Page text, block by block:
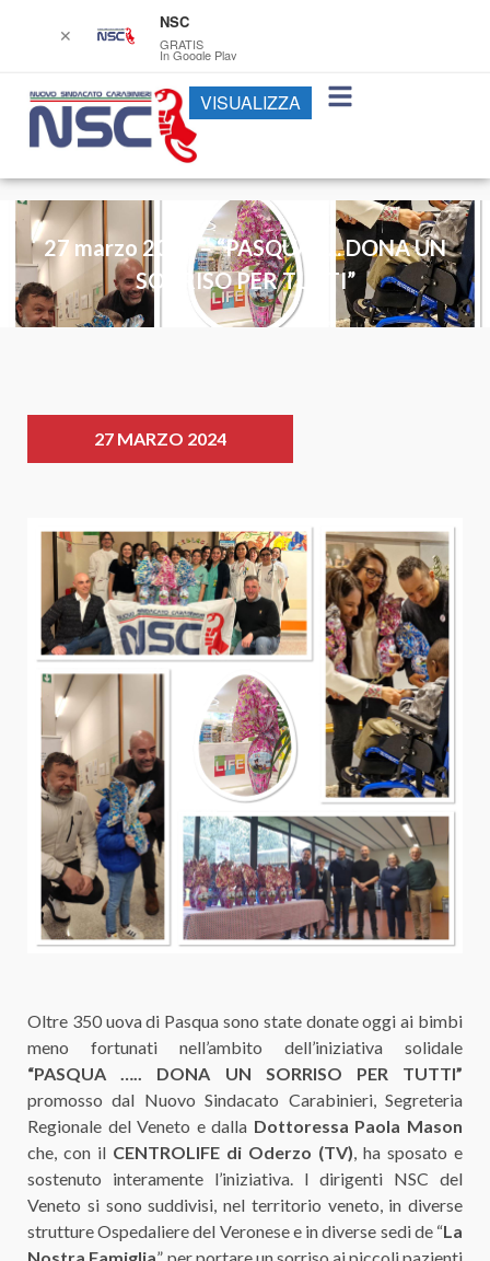
27 marzo 2024 – “PASQUA ….. DONA UN
SORRISO PER TUTTI”
27 MARZO 2024
Oltre 350 uova di Pasqua sono state donate oggi ai bimbi
meno fortunati nell’ambito dell’iniziativa solidale
“PASQUA ….. DONA UN SORRISO PER TUTTI”
promosso dal Nuovo Sindacato Carabinieri, Segreteria
Regionale del Veneto e dalla Dottoressa Paola Mason
che, con il CENTROLIFE di Oderzo (TV) , ha sposato e
sostenuto interamente l’iniziativa. I dirigenti NSC del
Veneto si sono suddivisi, nel territorio veneto, in diverse
strutture Ospedaliere del Veronese e in diverse sedi de “La
Nostra Famiglia”, per portare un sorriso ai piccoli pazienti
✕
NSC
GRATIS
In Google Play
VISUALIZZA